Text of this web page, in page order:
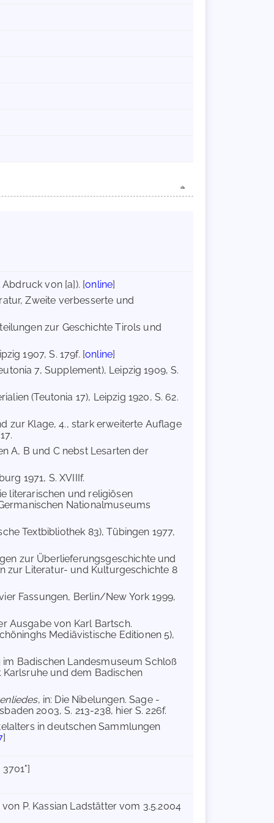
Abdruck von [a]). [online]
Zweite verbesserte und
zur Geschichte Tirols und
1907, S. 179f. [online]
7, Supplement), Leipzig 1909, S.
(Teutonia 17), Leipzig 1920, S. 62.
zur Klage, 4., stark erweiterte Auflage
A, B und C nebst Lesarten der
1971, S. XVIIIf.
literarischen und religiösen
Nationalmuseums
Textbibliothek 83), Tübingen 1977,
zur Überlieferungsgeschichte und
zur Literatur- und Kulturgeschichte 8
Fassungen, Berlin/New York 1999,
Ausgabe von Karl Bartsch.
Mediävistische Editionen 5),
Badischen Landesmuseum Schloß
Karlsruhe und dem Badischen
, in: Die Nibelungen. Sage -
2003, S. 213-238, hier S. 226f.
in deutschen Sammlungen
]
P. Kassian Ladstätter vom 3.5.2004